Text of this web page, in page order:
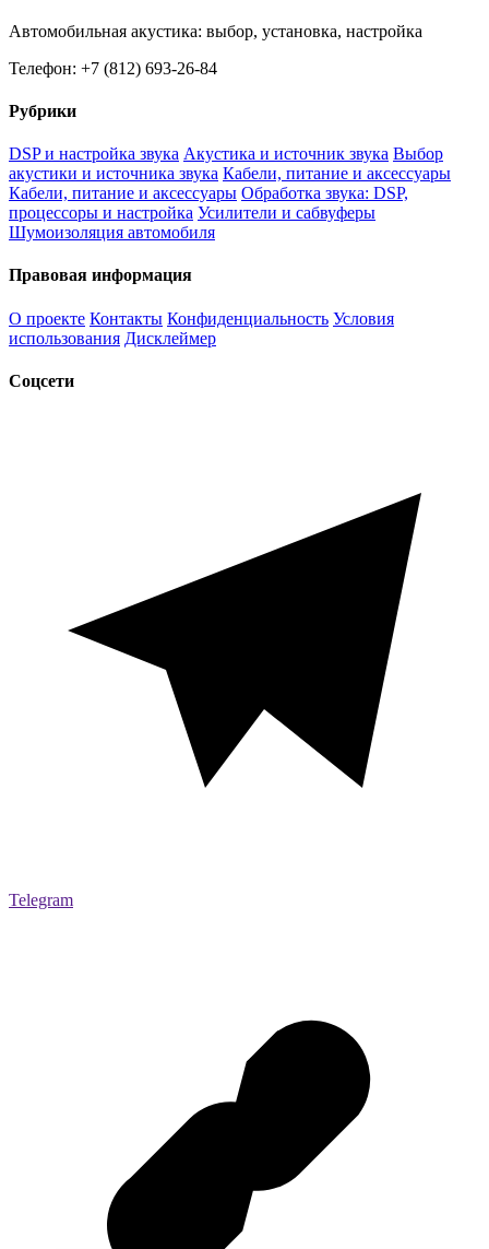
Автомобильная акустика: выбор, установка, настройка
Телефон: +7 (812) 693-26-84
Рубрики
DSP и настройка звука Акустика и источник звука Выбор
акустики и источника звука Кабели, питание и аксессуары
Кабели, питание и аксессуары Обработка звука: DSP,
процессоры и настройка Усилители и сабвуферы
Шумоизоляция автомобиля
Правовая информация
О проекте Контакты Конфиденциальность Условия
использования Дисклеймер
Соцсети
Telegram